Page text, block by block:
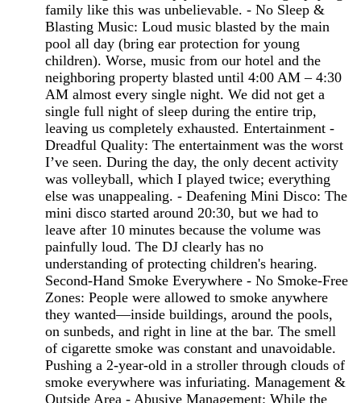
family like this was unbelievable. - No Sleep &
Blasting Music: Loud music blasted by the main
pool all day (bring ear protection for young
children). Worse, music from our hotel and the
neighboring property blasted until 4:00 AM – 4:30
AM almost every single night. We did not get a
single full night of sleep during the entire trip,
leaving us completely exhausted. Entertainment -
Dreadful Quality: The entertainment was the worst
I’ve seen. During the day, the only decent activity
was volleyball, which I played twice; everything
else was unappealing. - Deafening Mini Disco: The
mini disco started around 20:30, but we had to
leave after 10 minutes because the volume was
painfully loud. The DJ clearly has no
understanding of protecting children's hearing.
Second-Hand Smoke Everywhere - No Smoke-Free
Zones: People were allowed to smoke anywhere
they wanted—inside buildings, around the pools,
on sunbeds, and right in line at the bar. The smell
of cigarette smoke was constant and unavoidable.
Pushing a 2-year-old in a stroller through clouds of
smoke everywhere was infuriating. Management &
Outside Area - Abusive Management: While the